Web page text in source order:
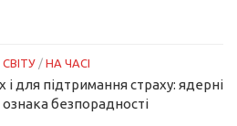
СВІТУ / НА ЧАСІ
і для підтримання страху: ядерні
безпорадності